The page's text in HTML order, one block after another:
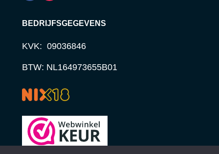
BEDRIJFSGEGEVENS
KVK: 09036846
BTW: NL164973655B01